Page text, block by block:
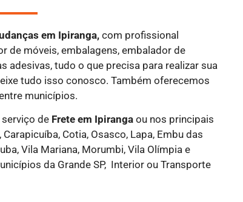
em Ipiranga,com profissional
de móveis, embalagens, embalador de
adesivas, tudo o que precisa para realizar sua
tudo isso conosco. Também oferecemos
municípios.
de Freteem Ipiranga ou nos principais
Cotia, Osasco, Lapa, Embu das
Vila Mariana, Morumbi, Vila Olímpia e
da Grande SP, Interior ou Transporte